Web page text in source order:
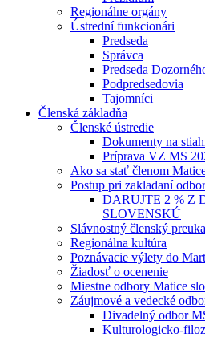
Regionálne orgány
Ústrední funkcionári
Predseda
Správca
Predseda
Podpredsedovia
Tajomníci
Členská základňa
Členské ústredie
Dokumenty na
Príprava VZ MS
Ako sa stať členom
Postup pri zakladaní
DARUJTE 2 % Z
SLOVENSKÚ
Slávnostný členský
Regionálna kultúra
Poznávacie výlety do
Žiadosť o ocenenie
Miestne odbory Matice
Záujmové a vedecké
Divadelný odbor
Kulturologicko-